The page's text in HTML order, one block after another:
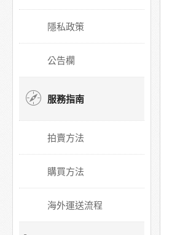
隱私政策
公告欄
服務指南
拍賣方法
購買方法
海外運送流程